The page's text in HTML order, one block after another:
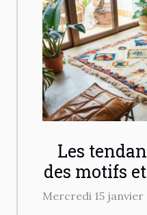
Les
des motifs
les
Mercredi 15 janvier